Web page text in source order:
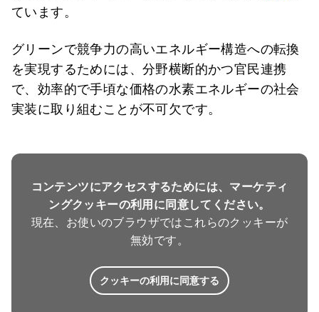
ています。
グリーンで競争力の高いエネルギー構造への転換
を実現するためには、分野横断的かつ官民連携
で、効率的で手頃な価格の水素エネルギーの社会
実装に取り組むことが不可欠です。
コンテンツにアクセスするためには、マーケティ
ングクッキーの利用に同意してください。
現在、お使いのブラウザではこれらのクッキーが
無効です。
クッキーの利用に同意する